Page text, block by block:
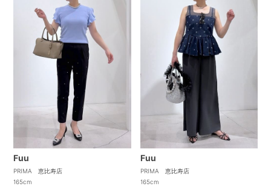
Fuu
PRIMA 恵比寿店
165cm
Fuu
PRIMA 恵比寿店
165cm